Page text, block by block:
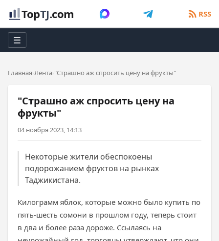
TopTJ.com RSS
☰
Главная Лента "Страшно аж спросить цену на фрукты"
"Страшно аж спросить цену на
фрукты"
04 ноября 2023, 14:13
Некоторые жители обеспокоены
подорожанием фруктов на рынках
Таджикистана.
Килограмм яблок, которые можно было купить по
пять-шесть сомони в прошлом году, теперь стоит
в два и более раза дороже. Ссылаясь на